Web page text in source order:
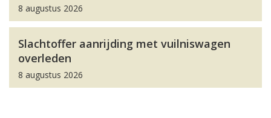
8 augustus 2026
Slachtoffer aanrijding met vuilniswagen
overleden
8 augustus 2026